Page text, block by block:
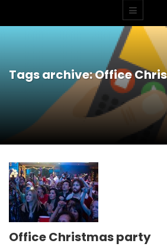
Tags archive: Office
Office Christmas party